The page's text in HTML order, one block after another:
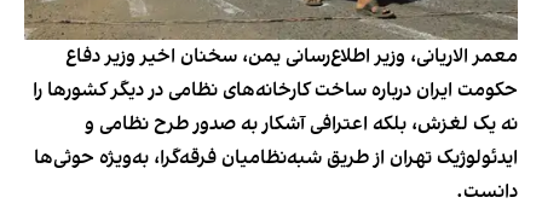
معمر الاریانی، وزیر اطلاع‌رسانی یمن، سخنان اخیر وزیر دفاع
حکومت ایران درباره ساخت کارخانه‌های نظامی در دیگر کشورها را
نه یک لغزش، بلکه اعترافی آشکار به صدور طرح نظامی و
ایدئولوژیک تهران از طریق شبه‌نظامیان فرقه‌گرا، به‌ویژه حوثی‌ها
دانست.